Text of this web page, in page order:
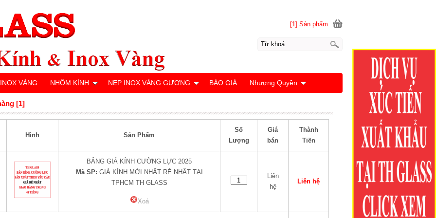
[1]
Hình Sản Phẩm
Số
Lượng
Giá
bán
Thành
Tiền
BẢNG GIÁ KÍNH CƯỜNG LỰC 2025
Mã SP: GIÁ KÍNH MỚI NHẤT RẺ NHẤT TẠI
TPHCM TH GLASS
Xoá
Liên
hệ
Liên hệ
[1] Sản phẩm
VÀNG NHÔM KÍNH NẸP INOX VÀNG GƯƠNG BÁO GIÁ Nhượng Quyền